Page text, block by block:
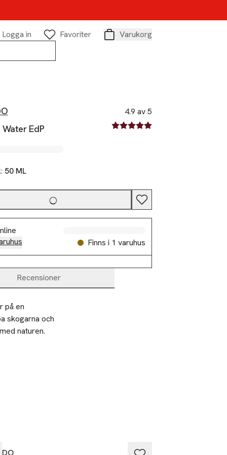
Logga in
Favoriter
Varukorg
EdP
4.9 av 5
4.9 av fem stjärnor
50 ML
Finns i 1 varuhus
Recensioner
på en
skogarna och
naturen.